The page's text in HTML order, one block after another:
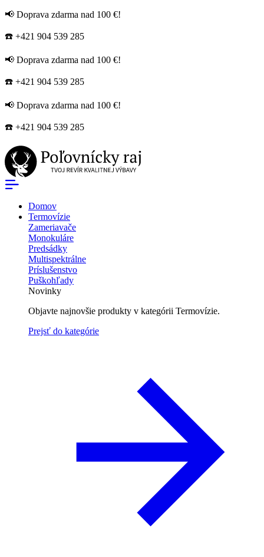
📢 Doprava zdarma nad 100 €!
☎️ +421 904 539 285
📢 Doprava zdarma nad 100 €!
☎️ +421 904 539 285
📢 Doprava zdarma nad 100 €!
☎️ +421 904 539 285
Domov
Termovízie
Zameriavače
Monokuláre
Predsádky
Multispektrálne
Príslušenstvo
Puškohľady
Novinky
Objavte najnovšie produkty v kategórii Termovízie.
Prejsť do kategórie